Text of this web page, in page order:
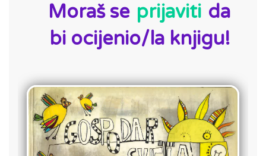
Moraš se prijaviti da
bi ocijenio/la knjigu!